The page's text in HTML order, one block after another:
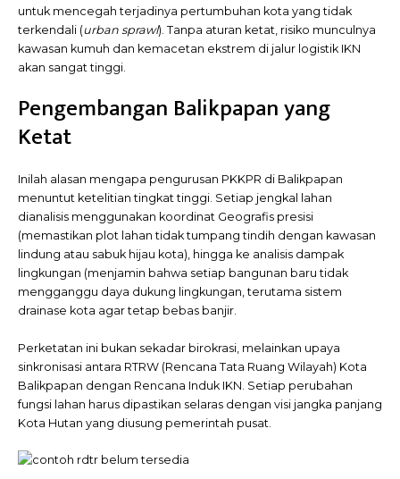
untuk mencegah terjadinya pertumbuhan kota yang tidak
terkendali (urban sprawl). Tanpa aturan ketat, risiko munculnya
kawasan kumuh dan kemacetan ekstrem di jalur logistik IKN
akan sangat tinggi.
Pengembangan Balikpapan yang
Ketat
Inilah alasan mengapa pengurusan PKKPR di Balikpapan
menuntut ketelitian tingkat tinggi. Setiap jengkal lahan
dianalisis menggunakan koordinat Geografis presisi
(memastikan plot lahan tidak tumpang tindih dengan kawasan
lindung atau sabuk hijau kota), hingga ke analisis dampak
lingkungan (menjamin bahwa setiap bangunan baru tidak
mengganggu daya dukung lingkungan, terutama sistem
drainase kota agar tetap bebas banjir.
Perketatan ini bukan sekadar birokrasi, melainkan upaya
sinkronisasi antara RTRW (Rencana Tata Ruang Wilayah) Kota
Balikpapan dengan Rencana Induk IKN. Setiap perubahan
fungsi lahan harus dipastikan selaras dengan visi jangka panjang
Kota Hutan yang diusung pemerintah pusat.